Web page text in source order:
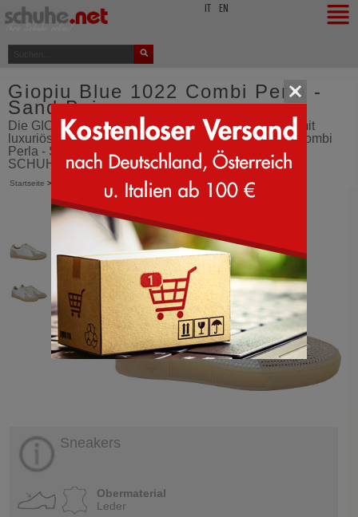
EN
Giopiu Blue 1022 Combi Perla -
Sand Beige
Die GIO PIU BLUE1022 vereint sportliche Eleganz mit
luxuriösen Details - Sneakers - Giopiu Blue 1022 - Combi
Perla - Sand Beige - Schuhe - aus Italien bestellen -
SCHUHE.net
Startseite > Blue 1022> Combi Perla (Sand Beige)
Sneakers
Obermaterial
Leder